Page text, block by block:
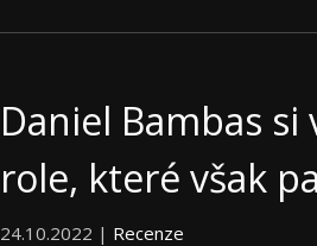
Daniel Bambas
role, které však
24.10.2022 | Recenze